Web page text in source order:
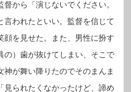
督から「演じないでください。
言われたといい。監督を信じて
顔を見せた。また、男性に扮す
の）歯が抜けてしまい、そこで
神が舞い降りたのでそのまんま
見られたくなかったけど、諦め